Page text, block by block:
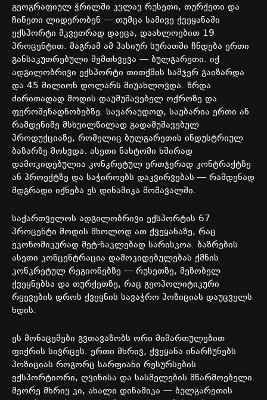
გეოგრაფიულ ჭრილში კვლავ რუსეთი, თურქეთი და
ჩინეთი ლიდერობენ —თუმცა სამივე ქვეყანაში
ექსპორტი მკვეთრად დაეცა, დაახლოებით 19
პროცენტით. მაგრამ ამ პასიურ სურათში ჩნდება ერთი
განსაკუთრებული შემთხვევა —ბულგარეთი. იქ
ადგილობრივი ექსპორტი თითქმის სამჯერ გაიზარდა
და 45 მილიონ დოლარს მიუახლოვდა. ზრდა
ძირითადად მოდის დაუმუშავებელ ოქროზე და
ფეროშენადნობებზე. სავარაუდოდ, საუბარია ერთი ან
რამდენიმე მსხვილწილად გადამუშავებულ
პროდუქციაზე, რომელიც ბულგარეთის ინდუსტრიულ
ბაზარზე მოხვდა. ასეთი ნახტომი ხშირად
დამოკიდებულია კონკრეტულ ერთჯერად კონტრაქტზე
ან პროექტზე და საჭიროებს დაკვირვებას —რამდენად
მდგრადი იქნება ეს დინამიკა მომავალში.
საქართველოს ადგილობრივი ექსპორტის 67
პროცენტი მოდის მხოლოდ ათ ქვეყანაზე, რაც
ეკონომიკურად მეტ-ნაკლებად სარისკოა. ბაზრების
ასეთი კონცენტრაცია დამოკიდებულებას ქმნის
კონკრეტულ რეგიონებზე —რუსეთზე, მეზობელ
ქვეყნებსა და თურქეთზე, რაც გეოპოლიტიკური
რყევების დროს ქვეყნის სავაჭრო პოზიციას დაუცველს
ხდის.
ეს მონაცემები გვთავაზობს ორი მიმართულებით
ფიქრის სივრცეს. ერთი მხრივ, ქვეყანა ინარჩუნებს
პოზიციას როგორც სარფიანი რესურსების
ექსპორტიორი, ღვინისა და სასმელების მწარმოებელი.
მეორე მხრივ კი, ახალი დინამიკა —ბულგარეთის